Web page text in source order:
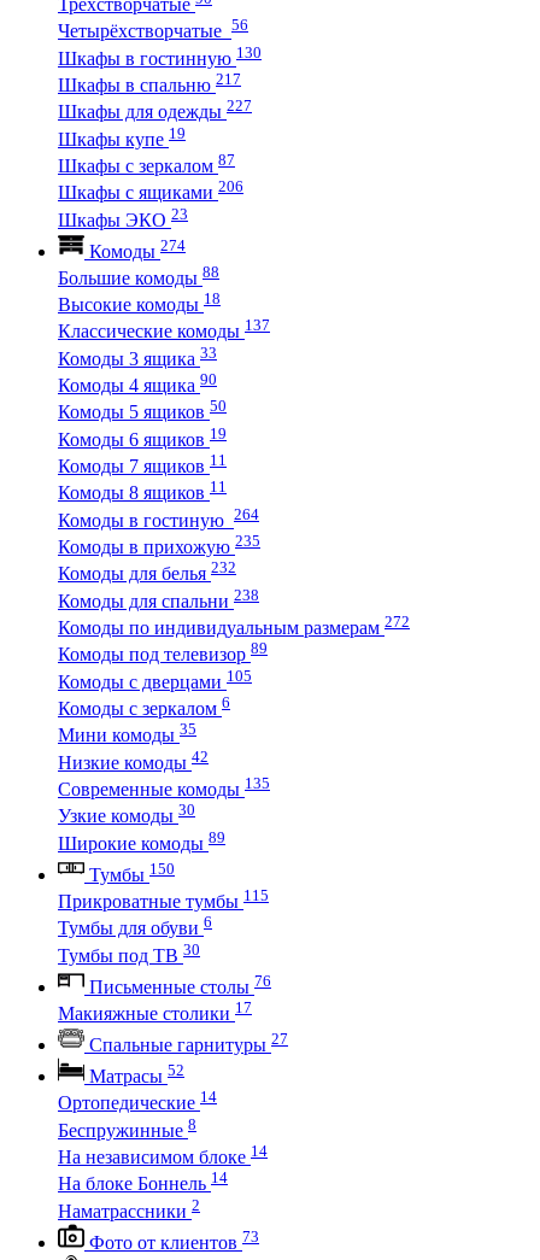
Четырёхстворчатые 56
Шкафы в гостинную 130
Шкафы в спальню 217
Шкафы для одежды 227
Шкафы купе 19
Шкафы с зеркалом 87
Шкафы с ящиками 206
Шкафы ЭКО 23
Комоды 274
Большие комоды 88
Высокие комоды 18
Классические комоды 137
Комоды 3 ящика 33
Комоды 4 ящика 90
Комоды 5 ящиков 50
Комоды 6 ящиков 19
Комоды 7 ящиков 11
Комоды 8 ящиков 11
Комоды в гостиную 264
Комоды в прихожую 235
Комоды для белья 232
Комоды для спальни 238
Комоды по индивидуальным размерам 272
Комоды под телевизор 89
Комоды с дверцами 105
Комоды с зеркалом 6
Мини комоды 35
Низкие комоды 42
Современные комоды 135
Узкие комоды 30
Широкие комоды 89
Тумбы 150
Прикроватные тумбы 115
Тумбы для обуви 6
Тумбы под ТВ 30
Письменные столы 76
Макияжные столики 17
Спальные гарнитуры 27
Матрасы 52
Ортопедические 14
Беспружинные 8
На независимом блоке 14
На блоке Боннель 14
Наматрассники 2
Фото от клиентов 73